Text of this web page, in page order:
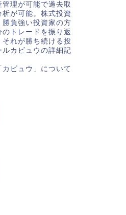
理が可能で過去取
が可能。株式投資
負強い投資家の方
トレードを振り返
それが勝ち続ける投
カビュウの詳細記
ビュウ」について